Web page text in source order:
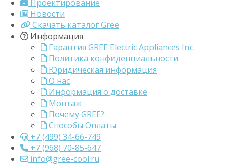
Проектирование
Новости
Скачать каталог Gree
Информация
Гарантия GREE Electric Appliances Inc.
Политика конфиденциальности
Юридическая информация
О нас
Информация о доставке
Монтаж
Почему GREE?
Способы Оплаты
+7 (499) 34-66-749
+7 (968) 70-85-647
info@gree-cool.ru